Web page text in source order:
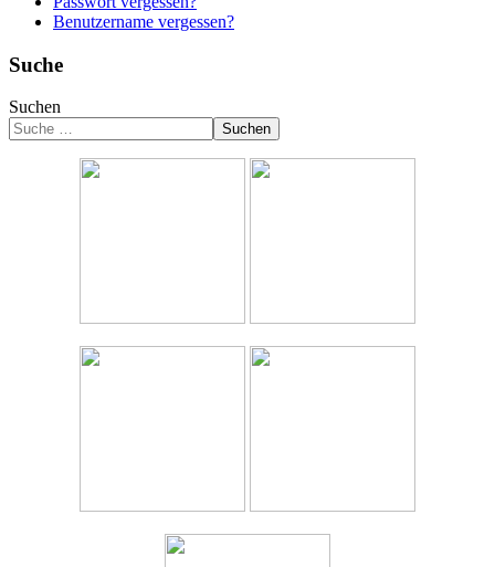
Benutzername vergessen?
Suche
Suchen
Suchen